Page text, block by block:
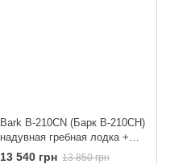
Bark B-210CN (Барк В-210СН)
надувная гребная лодка +
слань-книжка
13 540 грн 13 850 грн